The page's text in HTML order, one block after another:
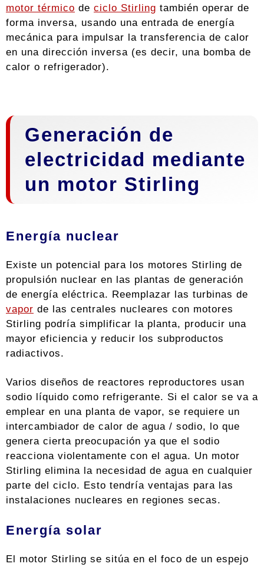
motor térmico de ciclo Stirling también operar de
forma inversa, usando una entrada de energía
mecánica para impulsar la transferencia de calor
en una dirección inversa (es decir, una bomba de
calor o refrigerador).
Generación de
electricidad mediante
un motor Stirling
Energía nuclear
Existe un potencial para los motores Stirling de
propulsión nuclear en las plantas de generación
de energía eléctrica. Reemplazar las turbinas de
vapor de las centrales nucleares con motores
Stirling podría simplificar la planta, producir una
mayor eficiencia y reducir los subproductos
radiactivos.
Varios diseños de reactores reproductores usan
sodio líquido como refrigerante. Si el calor se va a
emplear en una planta de vapor, se requiere un
intercambiador de calor de agua / sodio, lo que
genera cierta preocupación ya que el sodio
reacciona violentamente con el agua. Un motor
Stirling elimina la necesidad de agua en cualquier
parte del ciclo. Esto tendría ventajas para las
instalaciones nucleares en regiones secas.
Energía solar
El motor Stirling se sitúa en el foco de un espejo